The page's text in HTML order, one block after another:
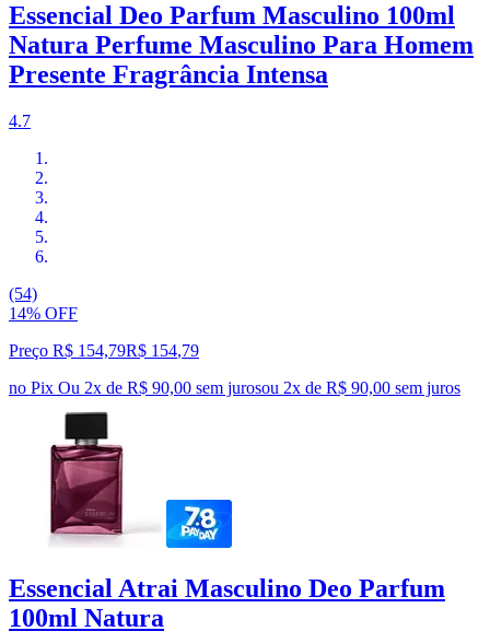
Essencial Deo Parfum Masculino 100ml
Natura Perfume Masculino Para Homem
Presente Fragrância Intensa
4.7
(54)
14% OFF
Preço R$ 154,79R$ 154,79
no Pix Ou 2x de R$ 90,00 sem jurosou 2x de R$ 90,00 sem juros
Essencial Atrai Masculino Deo Parfum
100ml Natura